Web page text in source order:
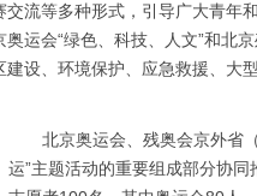
交流等多种形式，引导广大青年
奥运会“绿色、科技、人文”和北
建设、环境保护、应急救援、大
北京奥运会、残奥会京外省（
运”主题活动的重要组成部分协